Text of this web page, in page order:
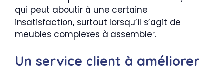
qui peut aboutir à une certaine
insatisfaction, surtout lorsqu’il s’agit de
meubles complexes à assembler.
Un service client à améliorer